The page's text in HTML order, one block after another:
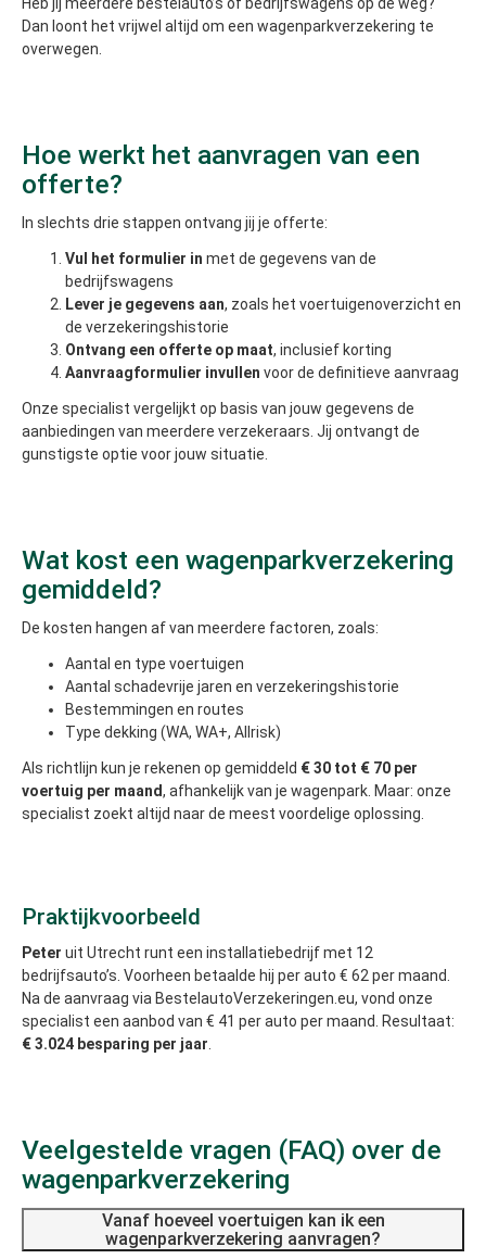
Dan loont het vrijwel altijd om een wagenparkverzekering te
overwegen.
Hoe werkt het aanvragen van een
offerte?
In slechts drie stappen ontvang jij je offerte:
Vul het formulier in met de gegevens van de
bedrijfswagens
Lever je gegevens aan, zoals het voertuigenoverzicht en
de verzekeringshistorie
Ontvang een offerte op maat, inclusief korting
Aanvraagformulier invullen voor de definitieve aanvraag
Onze specialist vergelijkt op basis van jouw gegevens de
aanbiedingen van meerdere verzekeraars. Jij ontvangt de
gunstigste optie voor jouw situatie.
Wat kost een wagenparkverzekering
gemiddeld?
De kosten hangen af van meerdere factoren, zoals:
Aantal en type voertuigen
Aantal schadevrije jaren en verzekeringshistorie
Bestemmingen en routes
Type dekking (WA, WA+, Allrisk)
Als richtlijn kun je rekenen op gemiddeld € 30 tot € 70 per
voertuig per maand, afhankelijk van je wagenpark. Maar: onze
specialist zoekt altijd naar de meest voordelige oplossing.
Praktijkvoorbeeld
Peter uit Utrecht runt een installatiebedrijf met 12
bedrijfsauto’s. Voorheen betaalde hij per auto € 62 per maand.
Na de aanvraag via BestelautoVerzekeringen.eu, vond onze
specialist een aanbod van € 41 per auto per maand. Resultaat:
€ 3.024 besparing per jaar
Veelgestelde vragen (FAQ) over de
wagenparkverzekering
Vanaf hoeveel voertuigen kan ik een
wagenparkverzekering aanvragen?